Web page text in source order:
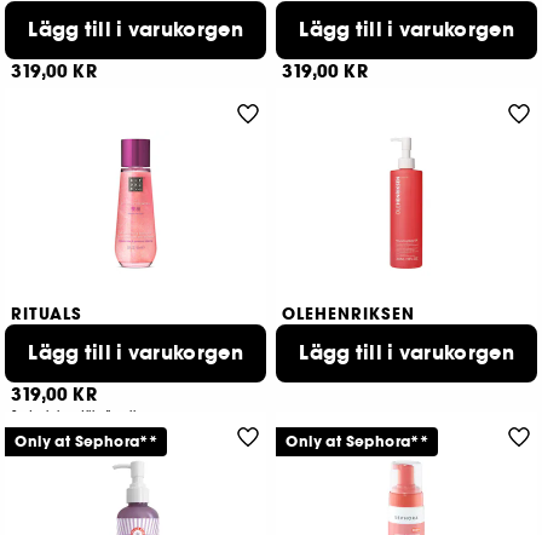
Stress Fix™
Composition Oil
319,00 KR
Lägg till i varukorgen
The Ritual of Ayurveda
Torrolja för kropp och hår
319,00 KR
Lägg till i varukorgen
RITUALS
The Ritual of Yozakura
Skimrande kroppsolja
319,00 KR
2 storlekar tillgängliga
Lägg till i varukorgen
OLEHENRIKSEN
TOUCH
Nourishing body oil
379,00 KR
Lägg till i varukorgen
Only at Sephora** Only at Sephora**